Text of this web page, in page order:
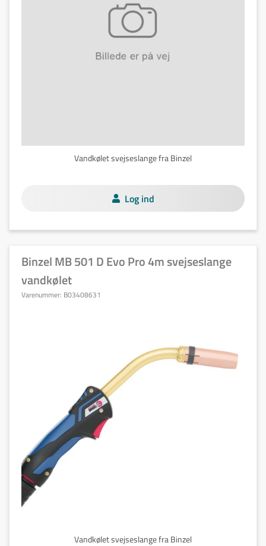
Vandkølet svejseslange fra Binzel
Log ind
Binzel MB 501 D Evo Pro 4m svejseslange
vandkølet
Varenummer: B03408631
Vandkølet svejseslange fra Binzel